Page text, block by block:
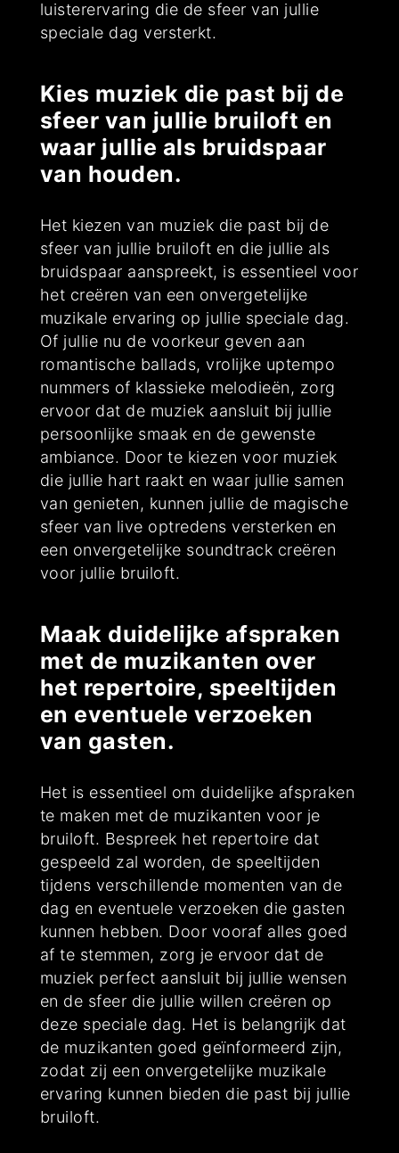
luisterervaring die de sfeer van jullie
speciale dag versterkt.
Kies muziek die past bij de
sfeer van jullie bruiloft en
waar jullie als bruidspaar
van houden.
Het kiezen van muziek die past bij de
sfeer van jullie bruiloft en die jullie als
bruidspaar aanspreekt, is essentieel voor
het creëren van een onvergetelijke
muzikale ervaring op jullie speciale dag.
Of jullie nu de voorkeur geven aan
romantische ballads, vrolijke uptempo
nummers of klassieke melodieën, zorg
ervoor dat de muziek aansluit bij jullie
persoonlijke smaak en de gewenste
ambiance. Door te kiezen voor muziek
die jullie hart raakt en waar jullie samen
van genieten, kunnen jullie de magische
sfeer van live optredens versterken en
een onvergetelijke soundtrack creëren
voor jullie bruiloft.
Maak duidelijke afspraken
met de muzikanten over
het repertoire, speeltijden
en eventuele verzoeken
van gasten.
Het is essentieel om duidelijke afspraken
te maken met de muzikanten voor je
bruiloft. Bespreek het repertoire dat
gespeeld zal worden, de speeltijden
tijdens verschillende momenten van de
dag en eventuele verzoeken die gasten
kunnen hebben. Door vooraf alles goed
af te stemmen, zorg je ervoor dat de
muziek perfect aansluit bij jullie wensen
en de sfeer die jullie willen creëren op
deze speciale dag. Het is belangrijk dat
de muzikanten goed geïnformeerd zijn,
zodat zij een onvergetelijke muzikale
ervaring kunnen bieden die past bij jullie
bruiloft.